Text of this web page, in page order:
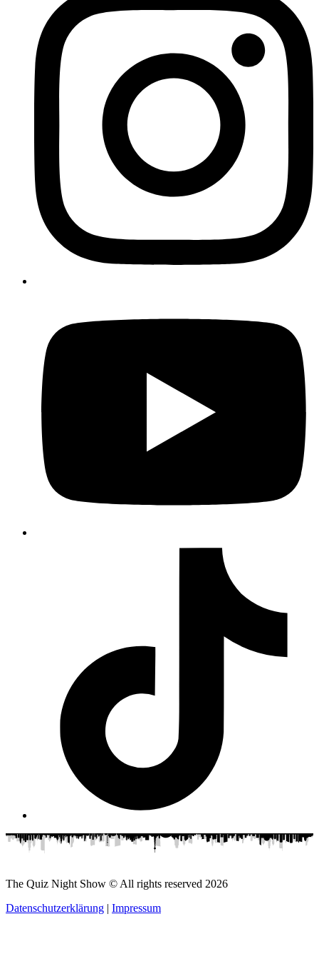
The Quiz Night Show © All rights reserved 2026
Datenschutzerklärung | Impressum